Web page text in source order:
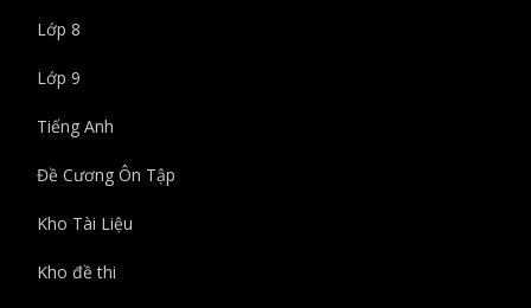
Lớp 8
Lớp 9
Tiếng Anh
Đề Cương Ôn Tập
Kho Tài Liệu
Kho đề thi